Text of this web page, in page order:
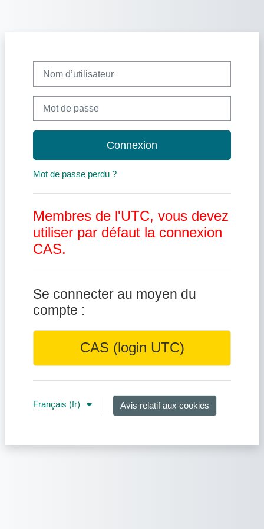
Mot de passe
Connexion
Mot de passe perdu ?
Membres de l'UTC, vous devez
utiliser par défaut la connexion
CAS.
Se connecter au moyen du
compte :
CAS (login UTC)
Français ‎(fr)‎ Avis relatif aux cookies